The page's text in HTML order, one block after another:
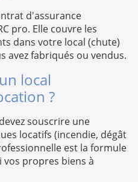
d'assurance
pro. Elle couvre les
dans votre local (chute)
avez fabriqués ou vendus.
local
?
souscrire une
locatifs (incendie, dégât
est la formule
vos propres biens à